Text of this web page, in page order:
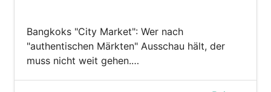
Bangkoks "City Market": Wer nach
"authentischen Märkten" Ausschau hält, der
muss nicht weit gehen.…